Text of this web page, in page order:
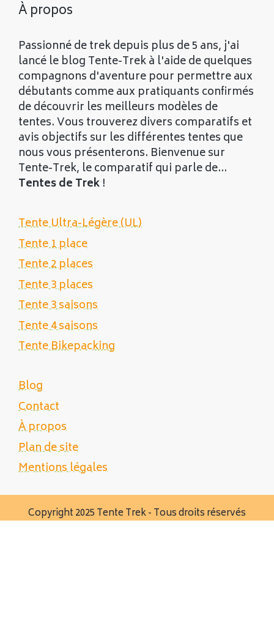
À propos
Passionné de trek depuis plus de 5 ans, j'ai
lancé le blog Tente-Trek à l'aide de quelques
compagnons d'aventure pour permettre aux
débutants comme aux pratiquants confirmés
de découvrir les meilleurs modèles de
tentes. Vous trouverez divers comparatifs et
avis objectifs sur les différentes tentes que
nous vous présenterons. Bienvenue sur
Tente-Trek, le comparatif qui parle de...
Tentes de Trek !
Tente Ultra-Légère (UL)
Tente 1 place
Tente 2 places
Tente 3 places
Tente 3 saisons
Tente 4 saisons
Tente Bikepacking
Blog
Contact
À propos
Plan de site
Mentions légales
Copyright 2025 Tente Trek - Tous droits réservés